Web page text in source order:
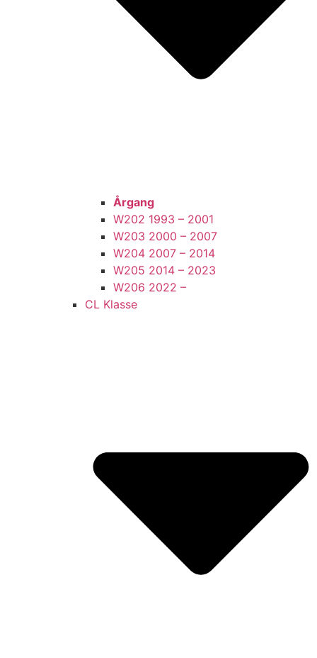
Årgang
W202 1993 – 2001
W203 2000 – 2007
W204 2007 – 2014
W205 2014 – 2023
W206 2022 –
CL Klasse